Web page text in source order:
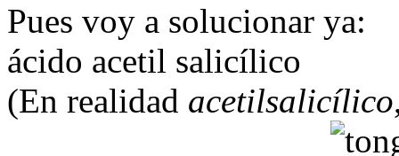
Pues voy a solucionar ya:
ácido acetil salicílico
(En realidad acetilsalicílico